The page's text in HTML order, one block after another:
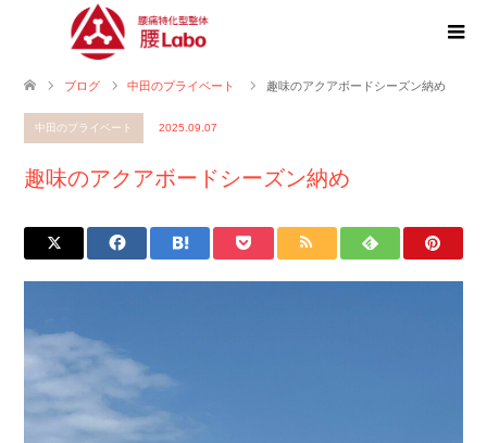
ブログ 中田のプライベート 趣味のアクアボードシーズン納め
中田のプライベート 2025.09.07
趣味のアクアボードシーズン納め